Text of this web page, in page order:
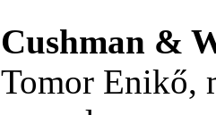
Cushman &
Tomor Enikő,